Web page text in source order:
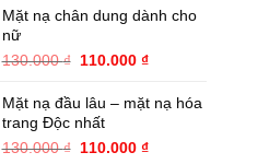
là:
tại
Mặt nạ chân dung dành cho
nữ
130.000₫ Giá
là:
130.000 ₫.
110.000 ₫Giá
tại
Mặt nạ đầu lâu – mặt nạ hóa
trang Độc nhất
130.000₫ Giá
110.000 ₫Giá